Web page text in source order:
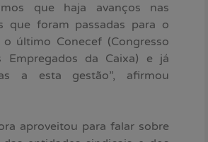
que haja avanços nas
que foram passadas para o
último Conecef (Congresso
Empregados da Caixa) e já
a esta gestão”, afirmou
aproveitou para falar sobre